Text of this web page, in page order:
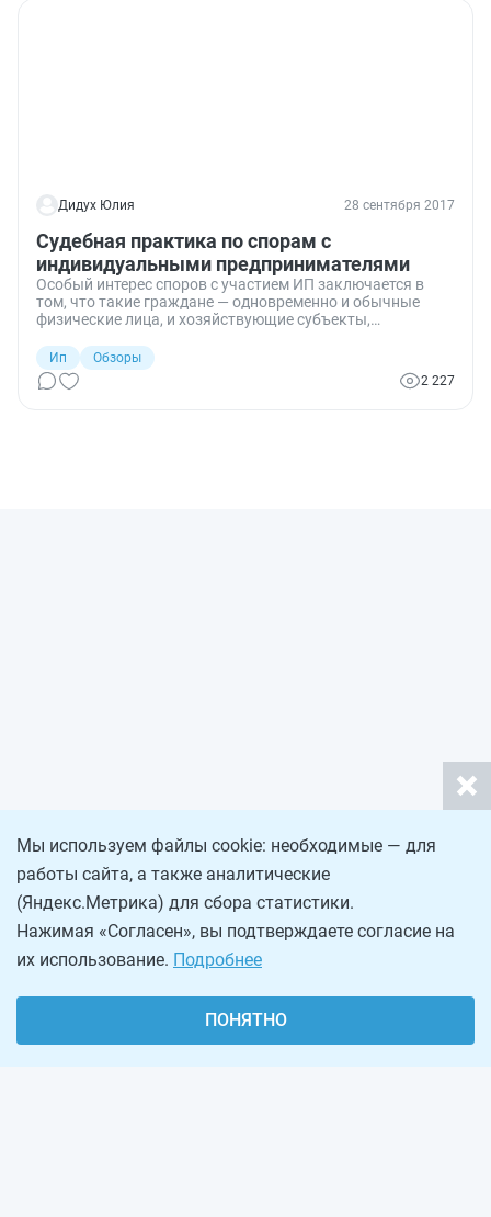
Дидух Юлия 28 сентября 2017
Судебная практика по спорам с
индивидуальными предпринимателями
Особый интерес споров с участием ИП заключается в
том, что такие граждане — одновременно и обычные
физические лица, и хозяйствующие субъекты,
Поэтому такие дела могут рассматривать как
арбитражные суды, так и СОЮ. Вопросы с подсудностью
таких дел возникают довольно часто, как и различные
Ип
Обзоры
2 227
Мы используем файлы cookie: необходимые — для
работы сайта, а также аналитические
(Яндекс.Метрика) для сбора статистики.
Нажимая «Согласен», вы подтверждаете согласие на
их использование. Подробнее
ПОНЯТНО